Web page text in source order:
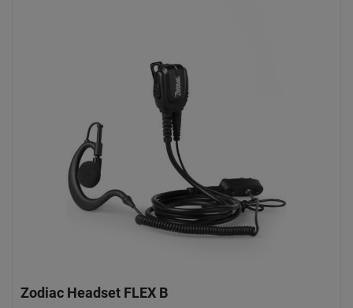
Zodiac Headset FLEX B